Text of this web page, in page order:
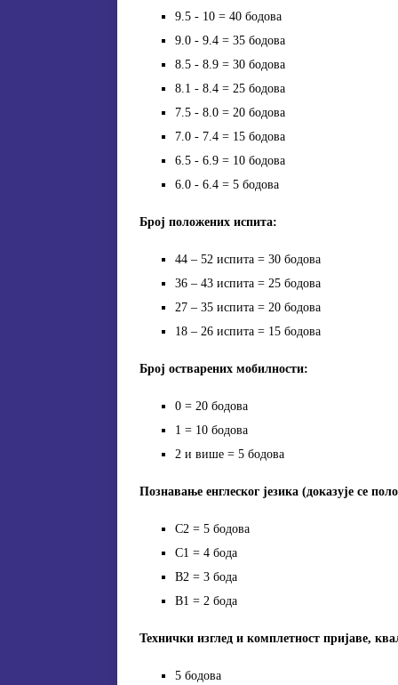
9.5 ‐ 10 = 40 бодова
9.0 ‐ 9.4 = 35 бодова
8.5 ‐ 8.9 = 30 бодова
8.1 ‐ 8.4 = 25 бодова
7.5 ‐ 8.0 = 20 бодова
7.0 ‐ 7.4 = 15 бодова
6.5 ‐ 6.9 = 10 бодова
6.0 ‐ 6.4 = 5 бодова
Број положених испита:
44 – 52 испита = 30 бодова
36 – 43 испита = 25 бодова
27 – 35 испита = 20 бодова
18 – 26 испита = 15 бодова
Број остварених мобилности:
0 = 20 бодова
1 = 10 бодова
2 и више = 5 бодова
Познавање енглеског језика (доказује се
C2 = 5 бодова
C1 = 4 бода
B2 = 3 бода
B1 = 2 бода
Технички изглед и комплетност пријаве,
5 бодова